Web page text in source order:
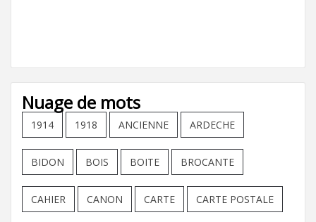
Nuage de mots
1914 1918 ANCIENNE ARDECHE
BIDON BOIS BOITE BROCANTE
CAHIER CANON CARTE CARTE POSTALE